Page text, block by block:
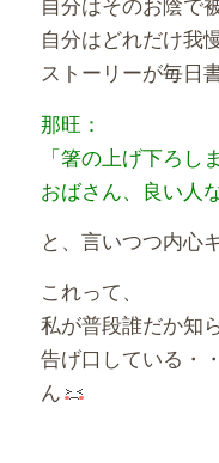
自分はどれだけ我
ストーリーが毎日
那旺：
「箸の上げ下ろし
おばさん、良い人
と、言いつつ内心
これって、
私が普段誰だか知
告げ口している・
ん